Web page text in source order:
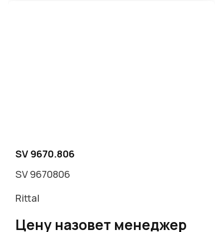
SV 9670.806
SV 9670806
Rittal
Цену назовет менеджер